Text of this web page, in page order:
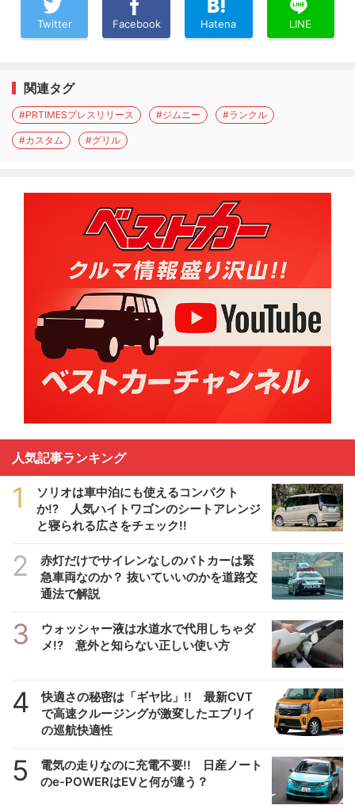
Twitter Facebook Hatena LINE
関連タグ
#PRTIMESプレスリリース #ジムニー #ランクル
#カスタム #グリル
人気記事ランキング
1
ソリオは車中泊にも使えるコンパクト
か!? 人気ハイトワゴンのシートアレンジ
と寝られる広さをチェック!!
2
赤灯だけでサイレンなしのパトカーは緊
急車両なのか？ 抜いていいのかを道路交
通法で解説
3
ウォッシャー液は水道水で代用しちゃダ
メ!? 意外と知らない正しい使い方
4
快適さの秘密は「ギヤ比」!! 最新CVT
で高速クルージングが激変したエブリイ
の巡航快適性
5
電気の走りなのに充電不要!! 日産ノート
のe-POWERはEVと何が違う？